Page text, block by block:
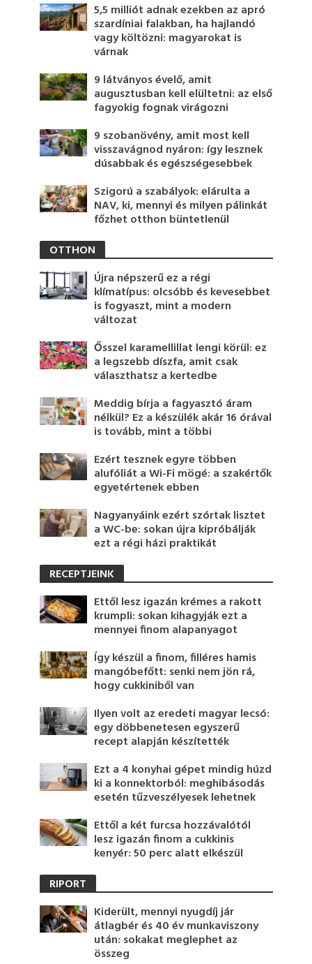
5,5 milliót adnak ezekben az apró
szardíniai falakban, ha hajlandó
vagy költözni: magyarokat is
várnak
9 látványos évelő, amit
augusztusban kell elültetni: az első
fagyokig fognak virágozni
9 szobanövény, amit most kell
visszavágnod nyáron: így lesznek
dúsabbak és egészségesebbek
Szigorú a szabályok: elárulta a
NAV, ki, mennyi és milyen pálinkát
főzhet otthon büntetlenül
OTTHON
Újra népszerű ez a régi
klímatípus: olcsóbb és kevesebbet
is fogyaszt, mint a modern
változat
Ősszel karamellillat lengi körül: ez
a legszebb díszfa, amit csak
választhatsz a kertedbe
Meddig bírja a fagyasztó áram
nélkül? Ez a készülék akár 16 órával
is tovább, mint a többi
Ezért tesznek egyre többen
alufóliát a Wi-Fi mögé: a szakértők
egyetértenek ebben
Nagyanyáink ezért szórtak lisztet
a WC-be: sokan újra kipróbálják
ezt a régi házi praktikát
RECEPTJEINK
Ettől lesz igazán krémes a rakott
krumpli: sokan kihagyják ezt a
mennyei finom alapanyagot
Így készül a finom, filléres hamis
mangóbefőtt: senki nem jön rá,
hogy cukkiniből van
Ilyen volt az eredeti magyar lecsó:
egy döbbenetesen egyszerű
recept alapján készítették
Ezt a 4 konyhai gépet mindig húzd
ki a konnektorból: meghibásodás
esetén tűzveszélyesek lehetnek
Ettől a két furcsa hozzávalótól
lesz igazán finom a cukkinis
kenyér: 50 perc alatt elkészül
RIPORT
Kiderült, mennyi nyugdíj jár
átlagbér és 40 év munkaviszony
után: sokakat meglephet az
összeg